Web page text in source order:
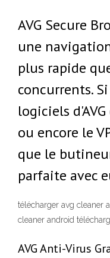
AVG Secure
une
plus rapide
concurrents.
logiciels
ou encore le
que le
parfaite avec
télécharger avg cleaner
cleaner android
AVG Anti-Virus